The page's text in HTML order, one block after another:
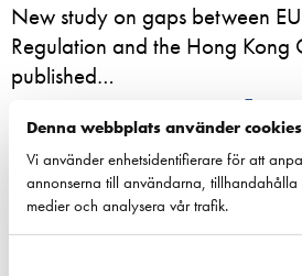
Denna webbplats använder cookies
Vi använder enhetsidentifierare för att
annonserna till användarna,
medier och analysera vår trafik.
New study on gaps between
Regulation and the Hong Kong
published…
Konkurrenskraft